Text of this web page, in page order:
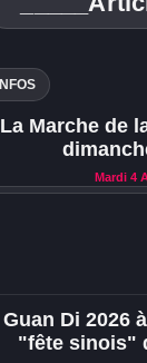
INFOS
La Marche de
Mardi 4
Guan Di 2026
"fête sinois"